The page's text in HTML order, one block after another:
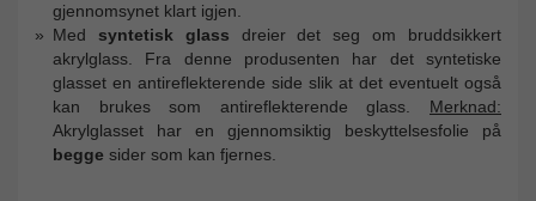
gjennomsynet klart igjen.
Med syntetisk glass dreier det seg om bruddsikkert
akrylglass. Fra denne produsenten har det syntetiske
glasset en antireflekterende side slik at det eventuelt også
kan brukes som antireflekterende glass. Merknad:
Akrylglasset har en gjennomsiktig beskyttelsesfolie på
begge sider som kan fjernes.